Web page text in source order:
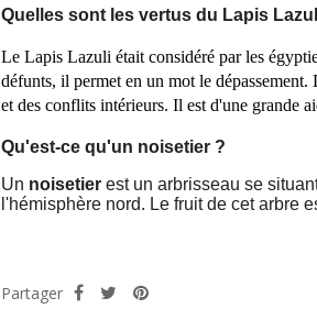
Quelles sont les vertus du Lapis
Le Lapis Lazuli était considéré par les
défunts, il permet en un mot le dépassement.
et des conflits intérieurs. Il est d'une grande
Qu'est-ce qu'un noisetier ?
Un noisetier est un arbrisseau se
l'hémisphère nord. Le fruit de cet arbre
Partager